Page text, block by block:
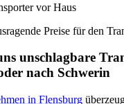
vor Haus
Preise für den
unschlagbare
nach Schwerin
in Flensburg